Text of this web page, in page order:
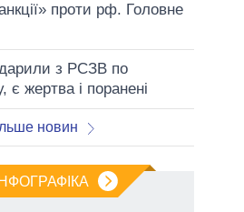
проти рф. Головне
з РСЗВ по
є жертва і поранені
новин
ІНФОГРАФІКА